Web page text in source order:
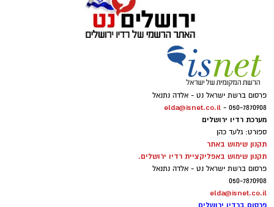
פרסום ברשת ישראל נט - אלדה נתנאל
050-7870908 -
elda@isnet.co.il
מערכת רדיו ירושלים
ספורט: גלעד כהן
תקנון שימוש באתר
תקנון שימוש באפליקציית רדיו ירושלים.
פרסום ברשת ישראל נט - אלדה נתנאל
050-7870908
elda@isnet.co.il